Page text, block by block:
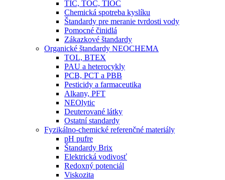
TIC, TOC, TIOC
Chemická spotreba kyslíku
Štandardy pre meranie tvrdosti vody
Pomocné činidlá
Zákazkové štandardy
Organické štandardy NEOCHEMA
TOL, BTEX
PAU a heterocykly
PCB, PCT a PBB
Pesticidy a farmaceutika
Alkany, PFT
NEOlytic
Deuterované látky
Ostatní standardy
Fyzikálno-chemické referenčné materiály
pH pufre
Štandardy Brix
Elektrická vodivosť
Redoxný potenciál
Viskozita